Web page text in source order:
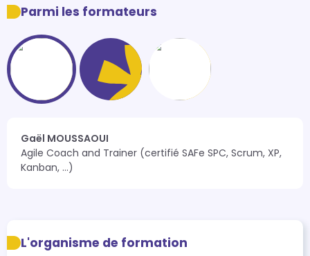
Parmi les formateurs
Gaël MOUSSAOUI
Agile Coach and Trainer (certifié SAFe SPC, Scrum, XP,
Kanban, ...)
L'organisme de formation